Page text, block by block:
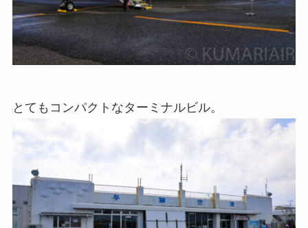
とてもコンパクトなターミナルビル。